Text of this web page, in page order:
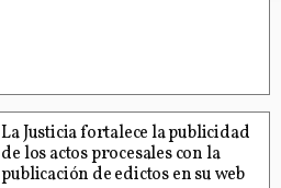
La Justicia fortalece la publicidad
de los actos procesales con la
publicación de edictos en su web